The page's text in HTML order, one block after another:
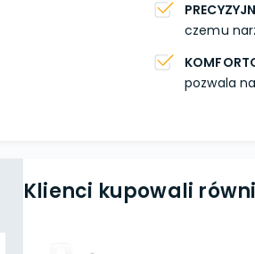
czemu
pozwala
Klienci kupowali